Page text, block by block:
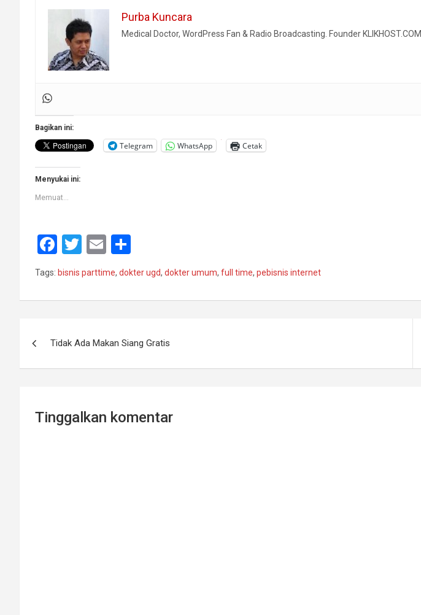
Purba Kuncara
Medical Doctor, WordPress Fan & Radio Broadcasting. Founder KLIKHOST.COM
Bagikan ini:
Telegram WhatsApp Cetak
Menyukai ini:
Memuat...
F
a
ce
b
o
k
T
wi
tt
er
E
m
ail
h
ar
e
Tags: bisnis parttime, dokter ugd, dokter umum, full time, pebisnis internet
Tidak Ada Makan Siang Gratis
Tinggalkan komentar